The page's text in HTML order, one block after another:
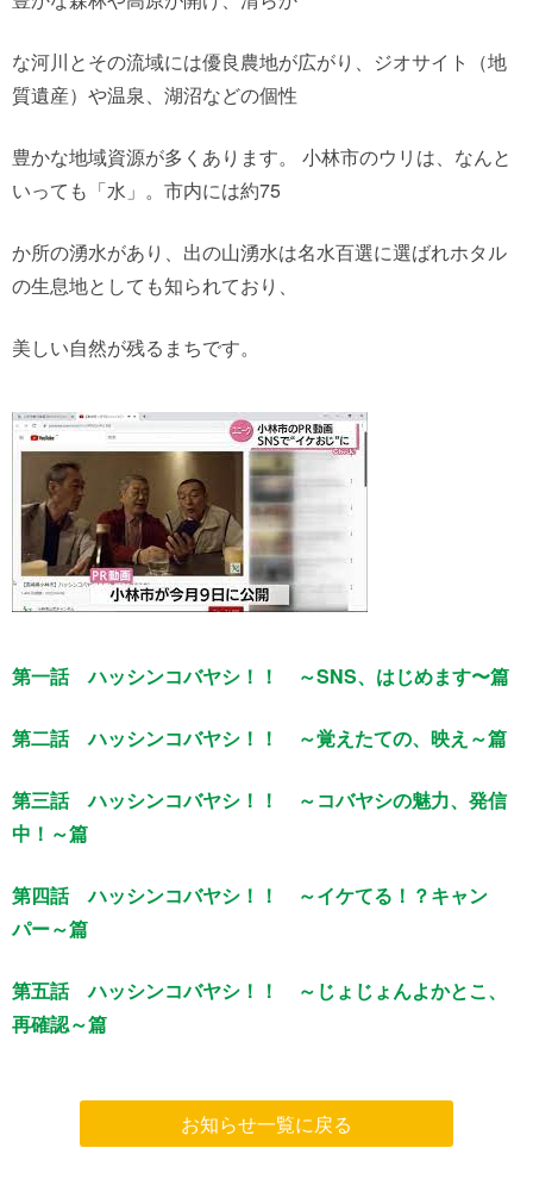
な河川とその流域には優良農地が広がり、ジオサイト（地
質遺産）や温泉、湖沼などの個性
豊かな地域資源が多くあります。 小林市のウリは、なんと
いっても「水」。市内には約75
か所の湧水があり、出の山湧水は名水百選に選ばれホタル
の生息地としても知られており、
美しい自然が残るまちです。
第一話 ハッシンコバヤシ！！ ～SNS、はじめます〜篇
第二話 ハッシンコバヤシ！！ ～覚えたての、映え～篇
第三話 ハッシンコバヤシ！！ ～コバヤシの魅力、発信
中！～篇
第四話 ハッシンコバヤシ！！ ～イケてる！？キャン
パー～篇
第五話 ハッシンコバヤシ！！ ～じょじょんよかとこ、
再確認～篇
お知らせ一覧に戻る